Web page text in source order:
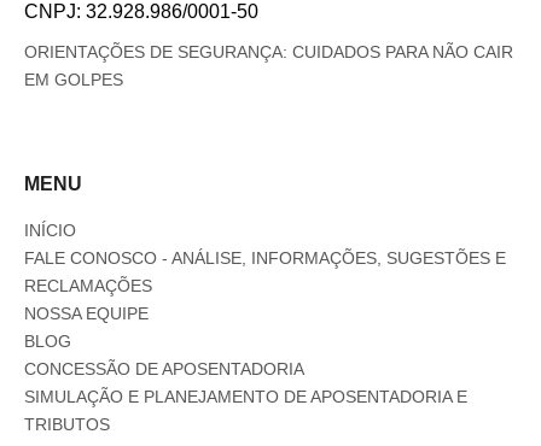
CNPJ: 32.928.986/0001-50
ORIENTAÇÕES DE SEGURANÇA: CUIDADOS PARA NÃO CAIR
EM GOLPES
MENU
INÍCIO
FALE CONOSCO - ANÁLISE, INFORMAÇÕES, SUGESTÕES E
RECLAMAÇÕES
NOSSA EQUIPE
BLOG
CONCESSÃO DE APOSENTADORIA
SIMULAÇÃO E PLANEJAMENTO DE APOSENTADORIA E
TRIBUTOS